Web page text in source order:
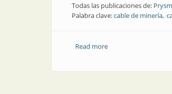
Todas las publicaciones de:
Palabra clave:cable de minería
Read moreabout Cable auto-